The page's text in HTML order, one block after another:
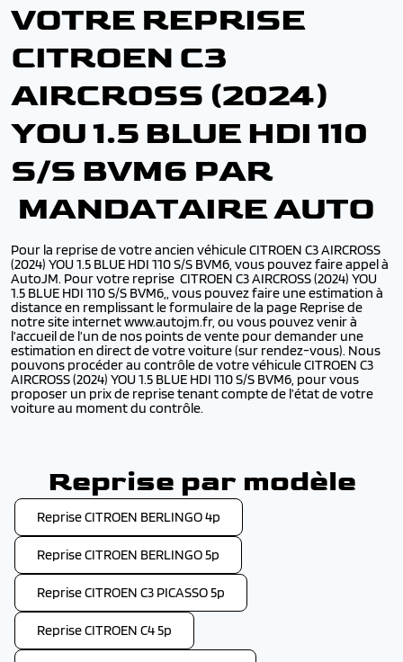
VOTRE REPRISE
CITROEN C3
AIRCROSS (2024)
YOU 1.5 BLUE HDI 110
S/S BVM6 PAR
MANDATAIRE AUTO
Pour la reprise de votre ancien véhicule CITROEN C3 AIRCROSS
(2024) YOU 1.5 BLUE HDI 110 S/S BVM6, vous pouvez faire appel à
AutoJM. Pour votre reprise CITROEN C3 AIRCROSS (2024) YOU
1.5 BLUE HDI 110 S/S BVM6,, vous pouvez faire une estimation à
distance en remplissant le formulaire de la page Reprise de
notre site internet www.autojm.fr, ou vous pouvez venir à
l’accueil de l’un de nos points de vente pour demander une
estimation en direct de votre voiture (sur rendez-vous). Nous
pouvons procéder au contrôle de votre véhicule CITROEN C3
AIRCROSS (2024) YOU 1.5 BLUE HDI 110 S/S BVM6, pour vous
proposer un prix de reprise tenant compte de l’état de votre
voiture au moment du contrôle.
Reprise par modèle
Reprise CITROEN BERLINGO 4p
Reprise CITROEN BERLINGO 5p
Reprise CITROEN C3 PICASSO 5p
Reprise CITROEN C4 5p